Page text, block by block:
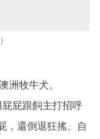
洲牧牛犬。
屁跟飼主打招呼
還倒退狂搖、自